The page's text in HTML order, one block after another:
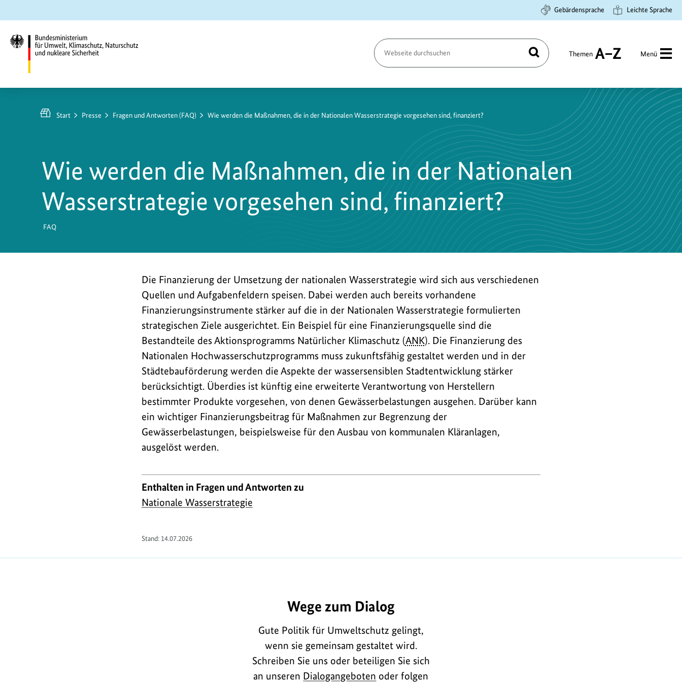
Hauptinhalt
springen
Suche
springen
Hauptnavigation
springen
Gebärdensprache Leichte Sprache
Umwelt,
Klimaschutz,
nukleare
Sicherheit
Seite
durchsuchen
Suchen Themen
A
Menü
Start Presse Fragen und Antworten (FAQ) Wie werden die Maßnahmen, die in der Nationalen Wasserstrategie vorgesehen sind, finanziert?
Wie werden die Maßnahmen, die in der Nationalen
Wasserstrategie vorgesehen sind, finanziert?
FAQ
Die Finanzierung der Umsetzung der nationalen Wasserstrategie wird sich aus verschiedenen
Quellen und Aufgabenfeldern speisen. Dabei werden auch bereits vorhandene
Finanzierungsinstrumente stärker auf die in der Nationalen Wasserstrategie formulierten
strategischen Ziele ausgerichtet. Ein Beispiel für eine Finanzierungsquelle sind die
Bestandteile des Aktionsprogramms Natürlicher Klimaschutz (ANK). Die Finanzierung des
Nationalen Hochwasserschutzprogramms muss zukunftsfähig gestaltet werden und in der
Städtebauförderung werden die Aspekte der wassersensiblen Stadtentwicklung stärker
berücksichtigt. Überdies ist künftig eine erweiterte Verantwortung von Herstellern
bestimmter Produkte vorgesehen, von denen Gewässerbelastungen ausgehen. Darüber kann
ein wichtiger Finanzierungsbeitrag für Maßnahmen zur Begrenzung der
Gewässerbelastungen, beispielsweise für den Ausbau von kommunalen Kläranlagen,
ausgelöst werden.
Enthalten in Fragen und Antworten zu
Nationale Wasserstrategie
Stand: 14.07.2026
Wege zum Dialog
Gute Politik für Umweltschutz gelingt,
wenn sie gemeinsam gestaltet wird.
Schreiben Sie uns oder beteiligen Sie sich
an unseren Dialogangeboten oder folgen